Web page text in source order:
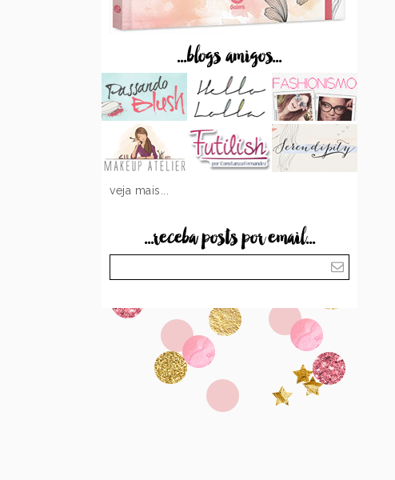
...blogs amigos...
veja mais...
...receba posts por email...